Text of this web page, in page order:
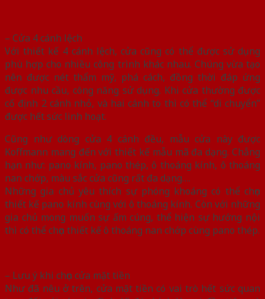
– Cửa 4 cánh lệch
Với thiết kế 4 cánh lệch, cửa cũng có thể được sử dụng
phù hợp cho nhiều công trình khác nhau. Chúng vừa tạo
nên được nét thẩm mỹ, phá cách, đồng thời đáp ứng
được nhu cầu, công năng sử dụng. Khi cửa thường được
cố định 2 cánh nhỏ, và hai cánh to thì có thể “di chuyển”
được hết sức linh hoạt.
Cũng như dòng cửa 4 cánh đều, mẫu cửa này được
Koffmann mang đến với thiết kế mẫu mã đa dạng. Chẳng
hạn như: pano kính, pano thép, ô thoáng kính, ô thoáng
nan chớp, màu sắc cửa cũng rất đa dạng….
Những gia chủ yêu thích sự phóng khoáng có thể chọn
thiết kế pano kính cùng với ô thoáng kính. Còn với những
gia chủ mong muốn sự ấm cúng, thể hiện sự hướng nội
thì có thể chọn thiết kế ô thoáng nan chớp cùng pano thép.
– Lưu ý khi chọn cửa mặt tiền
Như đã nêu ở trên, cửa mặt tiền có vai trò hết sức quan